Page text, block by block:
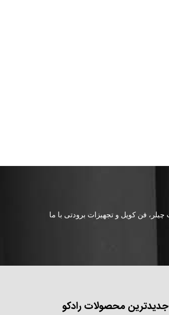
فن کویل و تجهیزات برودتی با ما
جدیدترین محصولات رادکو